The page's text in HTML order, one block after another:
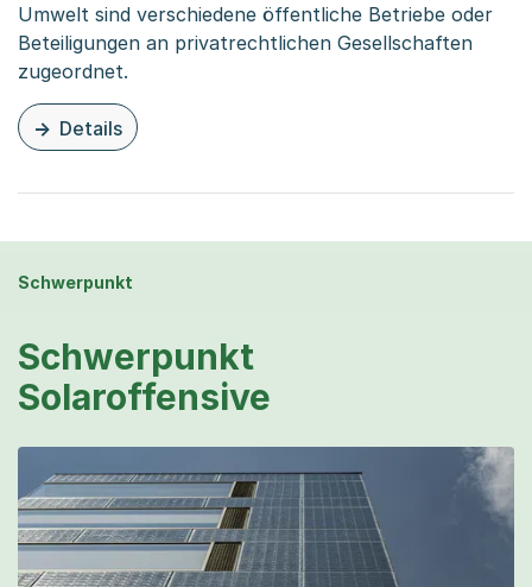
Umwelt sind verschiedene öffentliche Betriebe oder
Beteiligungen an privatrechtlichen Gesellschaften
zugeordnet.
Details
zu dieser Organisationsseite: Kantonale Beteiligungen
Schwerpunkt
Schwerpunkt
Solaroffensive